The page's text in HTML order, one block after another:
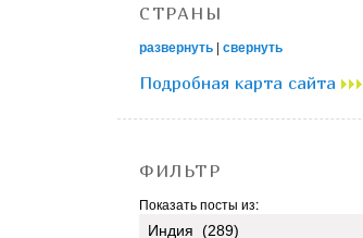
СТРАНЫ
развернуть | свернуть
Подробная карта сайта
ФИЛЬТР
Показать посты из: